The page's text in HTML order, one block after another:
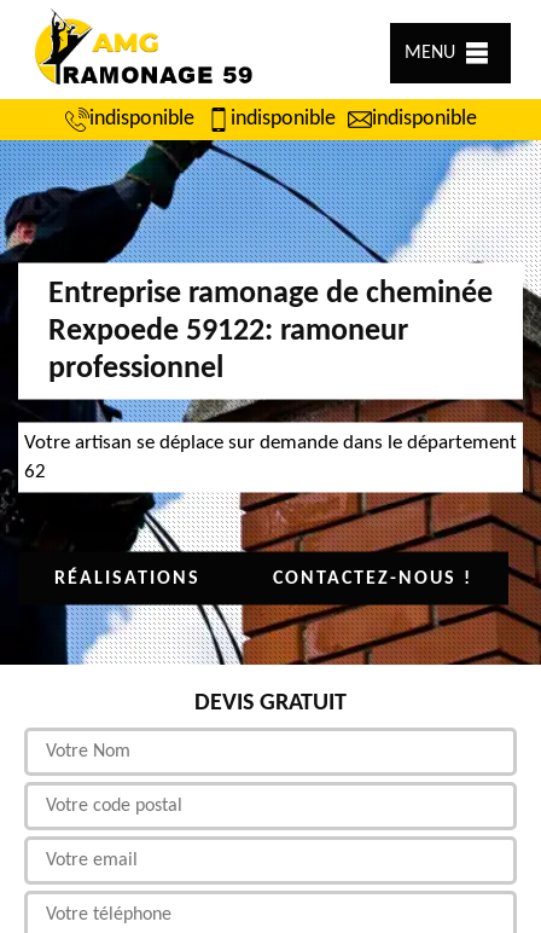
MENU
indisponible indisponible indisponible
Entreprise ramonage de cheminée
Rexpoede 59122: ramoneur
professionnel
Votre artisan se déplace sur demande dans le département
62
RÉALISATIONS CONTACTEZ-NOUS !
DEVIS GRATUIT